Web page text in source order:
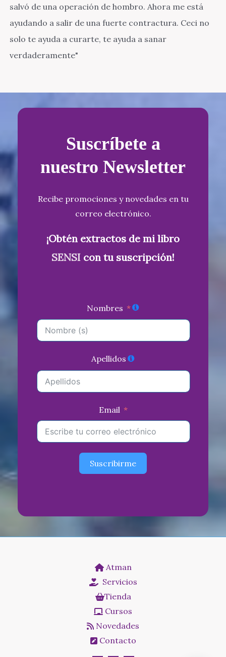
salvó de una operación de hombro. Ahora me está
ayudando a salir de una fuerte contractura. Ceci no
solo te ayuda a curarte, te ayuda a sanar
verdaderamente"
Suscríbete a
nuestro Newsletter
Recibe promociones y novedades en tu
correo electrónico.
¡Obtén extractos de mi libro
SENSI con tu suscripción!
Nombres
Apellidos
Email
Suscribirme
Atman
Servicios
Tienda
Cursos
Novedades
Contacto